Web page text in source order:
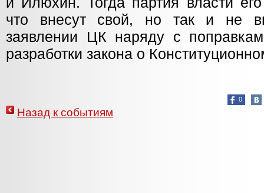
что внесут свой, но так и не
заявлении ЦК наряду с
разработки закона о
0
Назад к событиям